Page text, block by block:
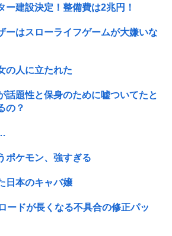
ー建設決定！整備費は2兆円！
ーはスローライフゲームが大嫌いな
の人に立たれた
話題性と保身のために嘘ついてたと
の？
ポケモン、強すぎる
日本のキャバ嬢
ードが長くなる不具合の修正パッ